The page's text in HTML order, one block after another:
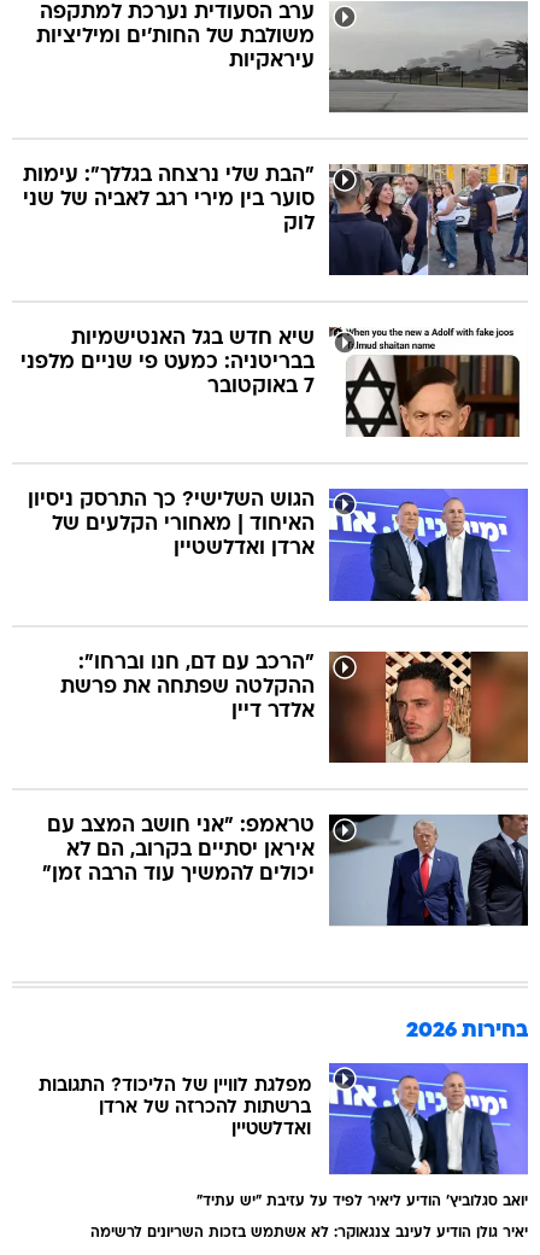
ערב הסעודית נערכת למתקפה
משולבת של החות'ים ומיליציות
עיראקיות
"הבת שלי נרצחה בגללך": עימות
סוער בין מירי רגב לאביה של שני
לוק
שיא חדש בגל האנטישמיות
בבריטניה: כמעט פי שניים מלפני
7 באוקטובר
הגוש השלישי? כך התרסק ניסיון
האיחוד | מאחורי הקלעים של
ארדן ואדלשטיין
"הרכב עם דם, חנו וברחו":
ההקלטה שפתחה את פרשת
אלדר דיין
טראמפ: "אני חושב המצב עם
איראן יסתיים בקרוב, הם לא
יכולים להמשיך עוד הרבה זמן"
בחירות 2026
מפלגת לוויין של הליכוד? התגובות
ברשתות להכרזה של ארדן
ואדלשטיין
יואב סגלוביץ' הודיע ליאיר לפיד על עזיבת "יש עתיד"
יאיר גולן הודיע לעינב צנגאוקר: לא אשתמש בזכות השריונים לרשימה